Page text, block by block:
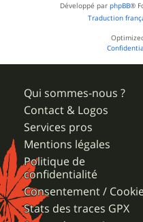
Développé par phpBB®
Traduction
Qui sommes-nous ?
Contact & Logos
Services pros
Mentions légales
Politique de
confidentialité
Consentement /
Stats des traces GPX